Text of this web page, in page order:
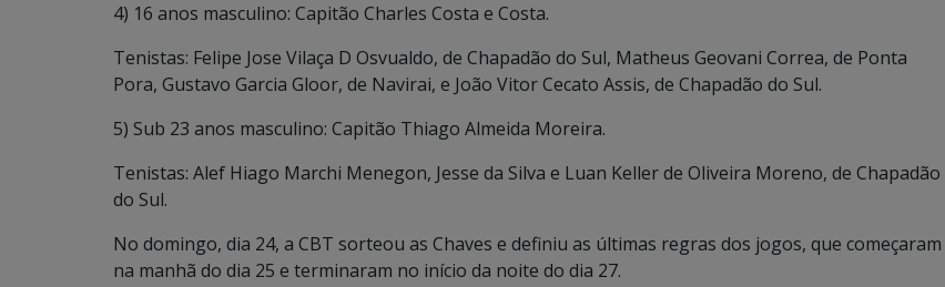
4) 16 anos masculino: Capitão Charles Costa e Costa.
Tenistas: Felipe Jose Vilaça D Osvualdo, de Chapadão do Sul, Matheus Geovani Correa, de Ponta
Pora, Gustavo Garcia Gloor, de Navirai, e João Vitor Cecato Assis, de Chapadão do Sul.
5) Sub 23 anos masculino: Capitão Thiago Almeida Moreira.
Tenistas: Alef Hiago Marchi Menegon, Jesse da Silva e Luan Keller de Oliveira Moreno, de Chapadão
do Sul.
No domingo, dia 24, a CBT sorteou as Chaves e definiu as últimas regras dos jogos, que começaram
na manhã do dia 25 e terminaram no início da noite do dia 27.